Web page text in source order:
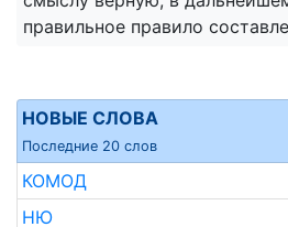
НОВЫЕ СЛОВА
Последние 20 слов
КОМОД
НЮ
правильное правило